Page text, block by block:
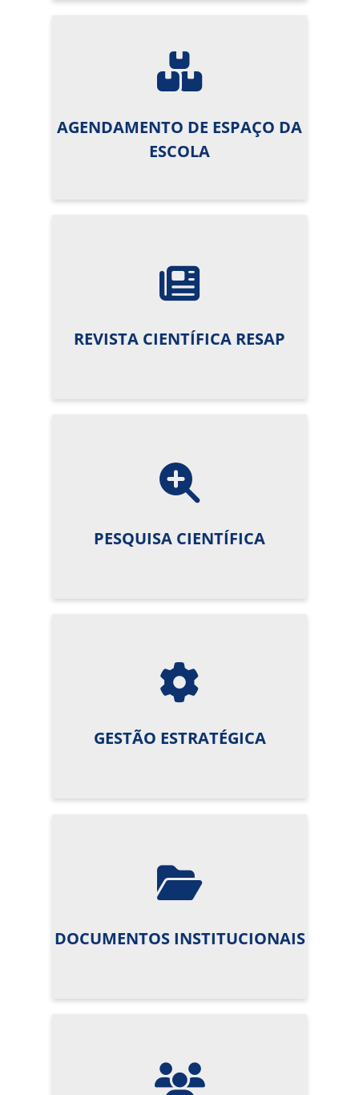
AGENDAMENTO DE ESPAÇO DA
ESCOLA
REVISTA CIENTÍFICA RESAP
PESQUISA CIENTÍFICA
GESTÃO ESTRATÉGICA
DOCUMENTOS INSTITUCIONAIS